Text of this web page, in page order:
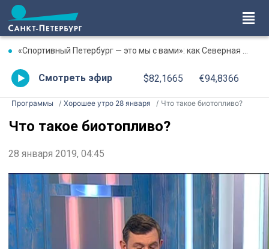
«Спортивный Петербург — это мы с вами»: как Северная столица отметила День физкультурника
Смотреть эфир $82,1665 €94,8366
Программы Хорошее утро 28 января Что такое биотопливо?
Что такое биотопливо?
28 января 2019, 04:45